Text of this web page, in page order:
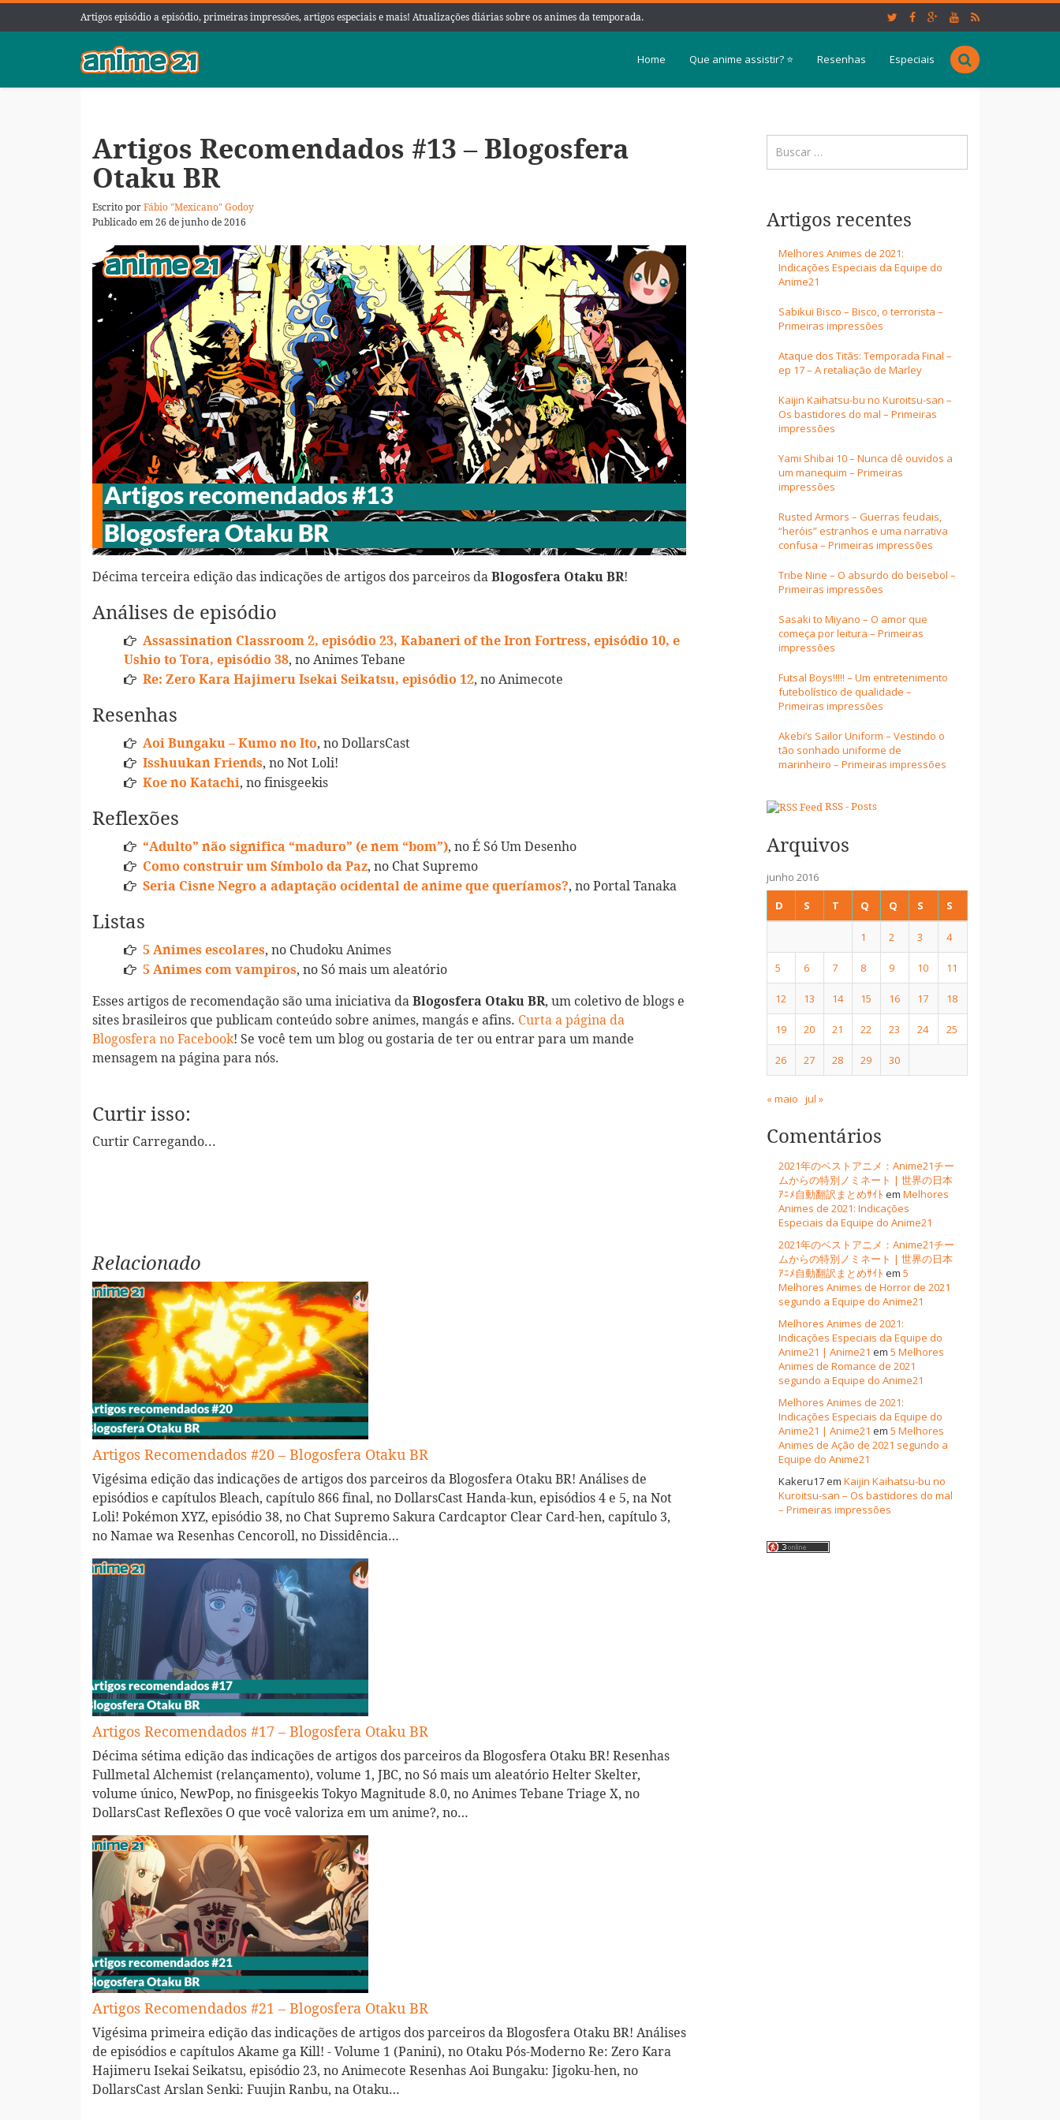
Artigos episódio a episódio, primeiras impressões, artigos especiais e mais! Atualizações diárias sobre os animes da temporada.
Home Que anime assistir? ⭐ Resenhas Especiais
Artigos Recomendados #13 – Blogosfera
Otaku BR
Escrito porFábio "Mexicano" Godoy
Publicado em 26 de junho de 2016
Décima terceira edição das indicações de artigos dos parceiros da Blogosfera Otaku BR!
Análises de episódio
Assassination Classroom 2, episódio 23, Kabaneri of the Iron Fortress, episódio 10, e
Ushio to Tora, episódio 38, no Animes Tebane
Re: Zero Kara Hajimeru Isekai Seikatsu, episódio 12, no Animecote
Resenhas
Aoi Bungaku – Kumo no Ito, no DollarsCast
Isshuukan Friends, no Not Loli!
Koe no Katachi, no finisgeekis
Reflexões
“Adulto” não significa “maduro” (e nem “bom”), no É Só Um Desenho
Como construir um Símbolo da Paz, no Chat Supremo
Seria Cisne Negro a adaptação ocidental de anime que queríamos?, no Portal Tanaka
Listas
5 Animes escolares, no Chudoku Animes
5 Animes com vampiros, no Só mais um aleatório
Esses artigos de recomendação são uma iniciativa da Blogosfera Otaku BR, um coletivo de blogs e
sites brasileiros que publicam conteúdo sobre animes, mangás e afins. Curta a página da
Blogosfera no Facebook! Se você tem um blog ou gostaria de ter ou entrar para um mande
mensagem na página para nós.
Curtir isso:
Curtir Carregando...
Relacionado
Artigos Recomendados #20 – Blogosfera Otaku BR
Vigésima edição das indicações de artigos dos parceiros da Blogosfera Otaku BR! Análises de
episódios e capítulos Bleach, capítulo 866 final, no DollarsCast Handa-kun, episódios 4 e 5, na Not
Loli! Pokémon XYZ, episódio 38, no Chat Supremo Sakura Cardcaptor Clear Card-hen, capítulo 3,
no Namae wa Resenhas Cencoroll, no Dissidência…
Artigos Recomendados #17 – Blogosfera Otaku BR
Décima sétima edição das indicações de artigos dos parceiros da Blogosfera Otaku BR! Resenhas
Fullmetal Alchemist (relançamento), volume 1, JBC, no Só mais um aleatório Helter Skelter,
volume único, NewPop, no finisgeekis Tokyo Magnitude 8.0, no Animes Tebane Triage X, no
DollarsCast Reflexões O que você valoriza em um anime?, no…
Artigos Recomendados #21 – Blogosfera Otaku BR
Vigésima primeira edição das indicações de artigos dos parceiros da Blogosfera Otaku BR! Análises
de episódios e capítulos Akame ga Kill! - Volume 1 (Panini), no Otaku Pós-Moderno Re: Zero Kara
Hajimeru Isekai Seikatsu, episódio 23, no Animecote Resenhas Aoi Bungaku: Jigoku-hen, no
DollarsCast Arslan Senki: Fuujin Ranbu, na Otaku…
Artigos recentes
Melhores Animes de 2021:
Indicações Especiais da Equipe do
Anime21
Sabikui Bisco – Bisco, o terrorista –
Primeiras impressões
Ataque dos Titãs: Temporada Final –
ep 17 – A retaliação de Marley
Kaijin Kaihatsu-bu no Kuroitsu-san –
Os bastidores do mal – Primeiras
impressões
Yami Shibai 10 – Nunca dê ouvidos a
um manequim – Primeiras
impressões
Rusted Armors – Guerras feudais,
“heróis” estranhos e uma narrativa
confusa – Primeiras impressões
Tribe Nine – O absurdo do beisebol –
Primeiras impressões
Sasaki to Miyano – O amor que
começa por leitura – Primeiras
impressões
Futsal Boys!!!!! – Um entretenimento
futebolístico de qualidade –
Primeiras impressões
Akebi’s Sailor Uniform – Vestindo o
tão sonhado uniforme de
marinheiro – Primeiras impressões
RSS - Posts
Arquivos
junho 2016
D
S T Q Q S S
1 2 3 4
5 6 7 8 9 10 11
12 13 14 15 16 17 18
19 20 21 22 23 24 25
26 27 28 29 30
« maio jul »
Comentários
2021年のベストアニメ：Anime21チー
ムからの特別ノミネート | 世界の日本
ｱﾆﾒ自動翻訳まとめｻｲﾄ em Melhores
Animes de 2021: Indicações
Especiais da Equipe do Anime21
2021年のベストアニメ：Anime21チー
ムからの特別ノミネート | 世界の日本
ｱﾆﾒ自動翻訳まとめｻｲﾄ em 5
Melhores Animes de Horror de 2021
segundo a Equipe do Anime21
Melhores Animes de 2021:
Indicações Especiais da Equipe do
Anime21 | Anime21 em 5 Melhores
Animes de Romance de 2021
segundo a Equipe do Anime21
Melhores Animes de 2021:
Indicações Especiais da Equipe do
Anime21 | Anime21 em 5 Melhores
Animes de Ação de 2021 segundo a
Equipe do Anime21
Kakeru17em Kaijin Kaihatsu-bu no
Kuroitsu-san – Os bastidores do mal
– Primeiras impressões